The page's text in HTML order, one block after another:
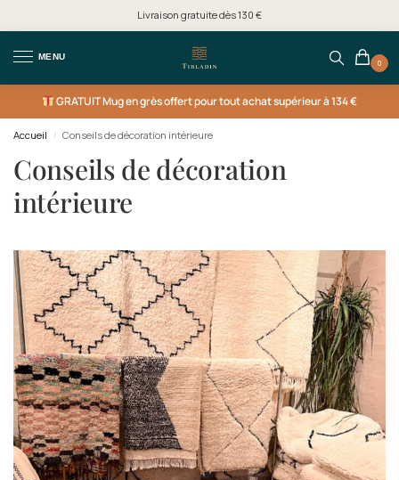
Livraison gratuite dès 130 €
MENU
0
GRATUITMug en grès offert pour tout achat supérieur à 134 €
Accueil / Conseils de décoration intérieure
Conseils de décoration
intérieure